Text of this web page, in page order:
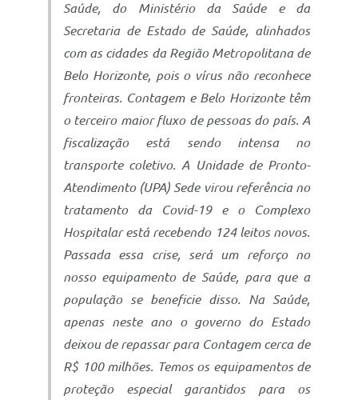
Saúde, do Ministério da Saúde e da
Secretaria de Estado de Saúde, alinhados
com as cidades da Região Metropolitana de
Belo Horizonte, pois o vírus não reconhece
fronteiras. Contagem e Belo Horizonte têm
o terceiro maior fluxo de pessoas do país. A
fiscalização está sendo intensa no
transporte coletivo. A Unidade de Pronto-
Atendimento (UPA) Sede virou referência no
tratamento da Covid-19 e o Complexo
Hospitalar está recebendo 124 leitos novos.
Passada essa crise, será um reforço no
nosso equipamento de Saúde, para que a
população se beneficie disso. Na Saúde,
apenas neste ano o governo do Estado
deixou de repassar para Contagem cerca de
R$ 100 milhões. Temos os equipamentos de
proteção especial garantidos para os